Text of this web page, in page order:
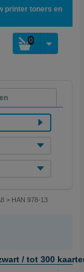
printer toners en
0
> HAN 978-13
/ tot 300